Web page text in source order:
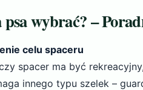
wybrać? –
celu spaceru
spacer ma być
innego typu szelek –